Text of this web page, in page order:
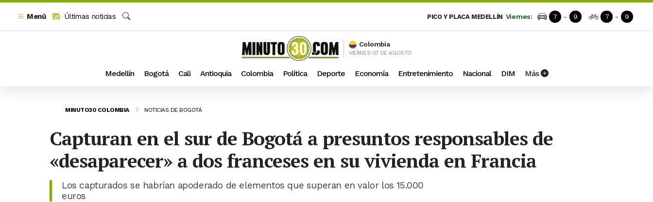
Menú
Últimas noticias
PICO Y PLACA MEDELLÍN Viernes: 7 - 9 7 - 9
Colombia
VIERNES 07 DE AGOSTO
Medellín Bogotá Cali Antioquia Colombia Política Deporte Economía Entretenimiento Nacional DIM Más
MINUTO30 COLOMBIA NOTICIAS DE BOGOTÁ
Capturan en el sur de Bogotá a presuntos responsables de
«desaparecer» a dos franceses en su vivienda en Francia
Los capturados se habrían apoderado de elementos que superan en valor los 15.000
euros